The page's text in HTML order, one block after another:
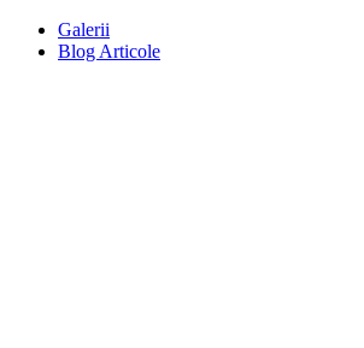
Galerii
Blog Articole